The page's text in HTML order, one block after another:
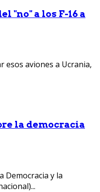
"no" a los F-16 a
esos aviones a Ucrania,
la democracia
Democracia y la